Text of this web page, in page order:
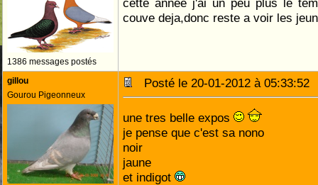
1386 messages postés
cette année j'ai un peu plus le
couve deja,donc reste a voir les
gillou
Gourou Pigeonneux
Posté le 20-01-2012 à
une tres belle expos
je pense que c'est sa nono
noir
jaune
et indigot